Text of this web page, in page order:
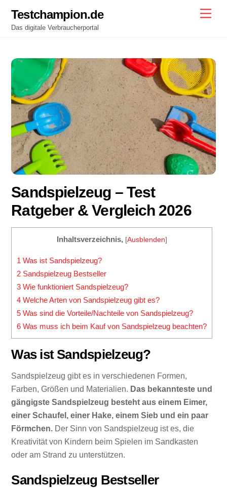
content
Testchampion.de
Das digitale Verbraucherportal
Sandspielzeug – Test
Ratgeber & Vergleich 2026
Inhaltsverzeichnis, [Ausblenden]
1 Was ist Sandspielzeug?
2 Sandspielzeug Bestseller
3 Wie funktioniert Sandspielzeug?
4 Welche Arten von Sandspielzeug gibt es?
5 Was sind die Vorteile/Nachteile von Sandspielzeug?
6 Was muss ich beim Kauf von Sandspielzeug beachten?
Was ist Sandspielzeug?
Sandspielzeug gibt es in verschiedenen Formen,
Farben, Größen und Materialien. Das bekannteste und
gängigste Sandspielzeug besteht aus einem Eimer,
einer Schaufel, einer Hake, einem Sieb und ein paar
Förmchen. Der Sinn von Sandspielzeug ist es, die
Kreativität von Kindern beim Spielen im Sandkasten
oder am Strand zu unterstützen.
Sandspielzeug Bestseller